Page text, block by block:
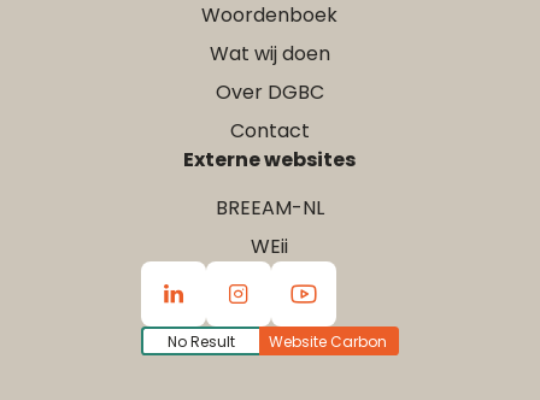
Woordenboek
Wat wij doen
Over DGBC
Contact
Externe websites
BREEAM-NL
WEii
No Result Website Carbon